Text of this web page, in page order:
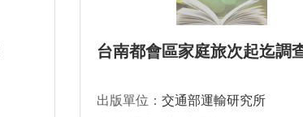
台南都會區家庭旅次起迄調
出版單位： 交通部運輸研究所